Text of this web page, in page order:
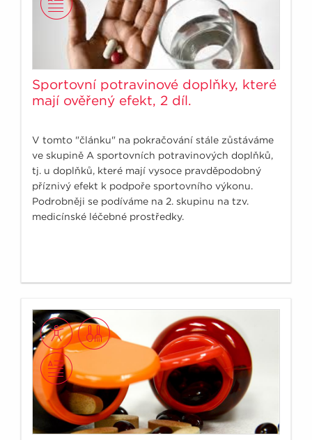
Sportovní potravinové doplňky, které
mají ověřený efekt, 2 díl.
V tomto "článku" na pokračování stále zůstáváme
ve skupině A sportovních potravinových doplňků,
tj. u doplňků, které mají vysoce pravděpodobný
příznivý efekt k podpoře sportovního výkonu.
Podrobněji se podíváme na 2. skupinu na tzv.
medicínské léčebné prostředky.